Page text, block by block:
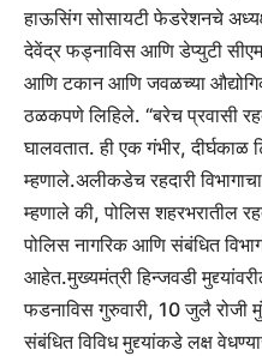
हाऊसिंग सोसायटी फेडरेशनचे
देवेंद्र फड्नाविस आणि डेप्युटी
आणि टकान आणि जवळच्या
ठळकपणे लिहिले. “बरेच प्रवासी
घालवतात. ही एक गंभीर,
म्हणाले.अलीकडेच रहदारी
म्हणाले की, पोलिस शहरभरातील
पोलिस नागरिक आणि संबंधित
आहेत.मुख्यमंत्री हिन्जवडी
फडनाविस गुरुवारी, 10 जुलै रोजी
संबंधित विविध मुद्द्यांकडे लक्ष